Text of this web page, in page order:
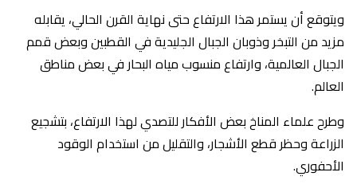
ويتوقع أن يستمر هذا الارتفاع حتى نهاية القرن الحالي، يقابله
مزيد من التبخر وذوبان الجبال الجليدية في القطبين وبعض قمم
الجبال العالمية، وارتفاع منسوب مياه البحار في بعض مناطق
العالم.
وطرح علماء المناخ بعض الأفكار للتصدي لهذا الارتفاع، بتشجيع
الزراعة وحظر قطع الأشجار، والتقليل من استخدام الوقود
الأحفوري.